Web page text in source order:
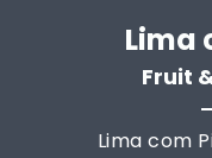
Lima
Fruit
Lima com